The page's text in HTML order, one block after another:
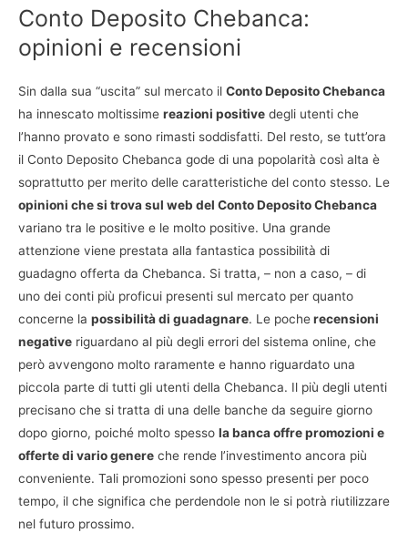
Conto Deposito Chebanca:
opinioni e recensioni
Sin dalla sua “uscita” sul mercato il Conto Deposito Chebanca
ha innescato moltissime reazioni positive degli utenti che
l’hanno provato e sono rimasti soddisfatti. Del resto, se tutt’ora
il Conto Deposito Chebanca gode di una popolarità così alta è
soprattutto per merito delle caratteristiche del conto stesso. Le
opinioni che si trova sul web del Conto Deposito Chebanca
variano tra le positive e le molto positive. Una grande
attenzione viene prestata alla fantastica possibilità di
guadagno offerta da Chebanca. Si tratta, – non a caso, – di
uno dei conti più proficui presenti sul mercato per quanto
concerne la possibilità di guadagnare. Le pocherecensioni
negative riguardano al più degli errori del sistema online, che
però avvengono molto raramente e hanno riguardato una
piccola parte di tutti gli utenti della Chebanca. Il più degli utenti
precisano che si tratta di una delle banche da seguire giorno
dopo giorno, poiché molto spesso la banca offre promozioni e
offerte di vario genere che rende l’investimento ancora più
conveniente. Tali promozioni sono spesso presenti per poco
tempo, il che significa che perdendole non le si potrà riutilizzare
nel futuro prossimo.